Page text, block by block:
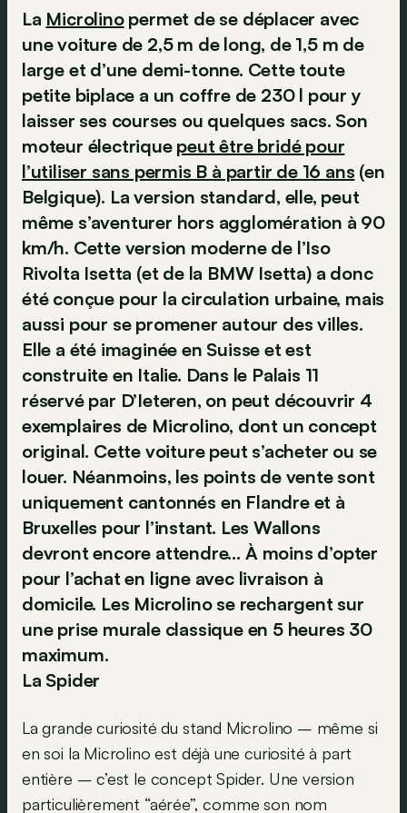
La Microlinopermet de se déplacer avec
une voiture de 2,5 m de long, de 1,5 m de
large et d’une demi-tonne. Cette toute
petite biplace a un coffre de 230 l pour y
laisser ses courses ou quelques sacs. Son
moteur électrique peut être bridé pour
l’utiliser sans permis B à partir de 16 ans (en
Belgique). La version standard, elle, peut
même s’aventurer hors agglomération à 90
km/h. Cette version moderne de l’Iso
Rivolta Isetta (et de la BMW Isetta) a donc
été conçue pour la circulation urbaine, mais
aussi pour se promener autour des villes.
Elle a été imaginée en Suisse et est
construite en Italie. Dans le Palais 11
réservé par D’Ieteren, on peut découvrir 4
exemplaires de Microlino, dont un concept
original. Cette voiture peut s’acheter ou se
louer. Néanmoins, les points de vente sont
uniquement cantonnés en Flandre et à
Bruxelles pour l’instant. Les Wallons
devront encore attendre… À moins d’opter
pour l’achat en ligne avec livraison à
domicile. Les Microlino se rechargent sur
une prise murale classique en 5 heures 30
maximum.
La Spider
La grande curiosité du stand Microlino – même si
en soi la Microlino est déjà une curiosité à part
entière – c’est le concept Spider. Une version
particulièrement “aérée”, comme son nom